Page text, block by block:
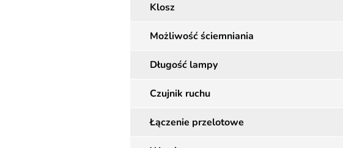
Klosz
Możliwość ściemniania
Długość lampy
Czujnik ruchu
Łączenie przelotowe